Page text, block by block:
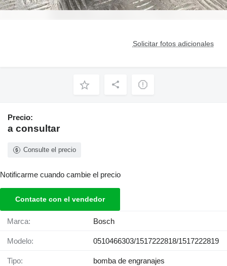
Solicitar fotos adicionales
Precio:
a consultar
Consulte el precio
Notificarme cuando cambie el precio
Contacte con el vendedor
Marca: Bosch
Modelo: 0510466303/1517222818/1517222819
Tipo: bomba de engranajes